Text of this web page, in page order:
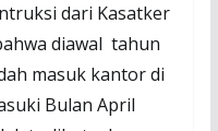
dari Kasatker
diawal tahun
masuk kantor di
Bulan April